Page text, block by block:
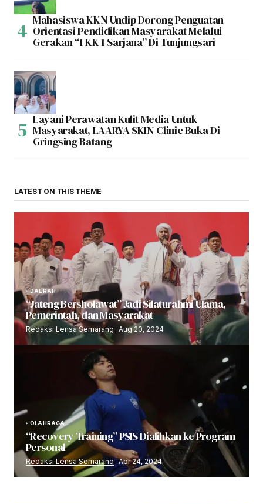
Mahasiswa KKN Undip Dorong Penguatan
Orientasi Pendidikan Masyarakat Melalui
Gerakan “1 KK 1 Sarjana” Di Tunjungsari
Layani Perawatan Kulit Media Untuk
Masyarakat, LAARYA SKIN Clinic Buka Di
Gringsing Batang
LATEST ON THIS THEME
DAERAH
“Jateng Bersholawat” Jadi Silaturahmi Ulama,
Pemerintah, dan Masyarakat
Redaksi Lensa Semarang Aug 20, 2024
OLAHRAGA
“Recovery Training” PSIS Dialihkan ke Program
Personal
Redaksi Lensa Semarang Apr 24, 2024